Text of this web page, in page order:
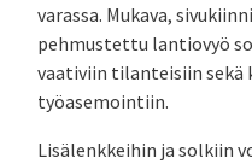
varassa. Mukava,
pehmustettu lantiovyö
vaativiin tilanteisiin sekä
työasemointiin.
Lisälenkkeihin ja solkiin